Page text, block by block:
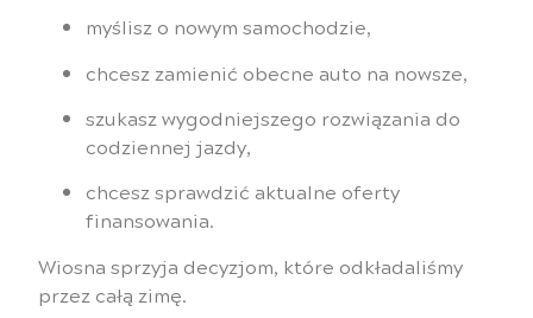
myślisz o nowym samochodzie,
chcesz zamienić obecne auto na nowsze,
szukasz wygodniejszego rozwiązania do
codziennej jazdy,
chcesz sprawdzić aktualne oferty
finansowania.
Wiosna sprzyja decyzjom, które odkładaliśmy
przez całą zimę.